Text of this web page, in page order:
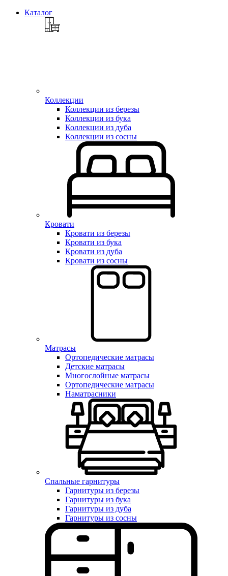
Каталог
Коллекции
Коллекции из березы
Коллекции из бука
Коллекции из дуба
Коллекции из сосны
Кровати
Кровати из березы
Кровати из бука
Кровати из дуба
Кровати из сосны
Матрасы
Ортопедические матрасы
Детские матрасы
Многослойные матрасы
Ортопедические матрасы
Наматрасники
Спальные гарнитуры
Гарнитуры из березы
Гарнитуры из бука
Гарнитуры из дуба
Гарнитуры из сосны